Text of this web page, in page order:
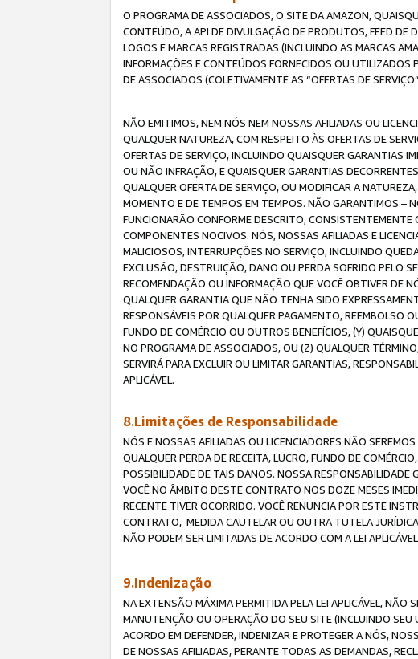
O PROGRAMA DE ASSOCIADOS, O SITE DA AMAZON,
CONTEÚDO, A API DE DIVULGAÇÃO DE PRODUTOS, FEED
LOGOS E MARCAS REGISTRADAS (INCLUINDO AS MARCAS
INFORMAÇÕES E CONTEÚDOS FORNECIDOS OU
DE ASSOCIADOS (COLETIVAMENTE AS “OFERTAS DE
NÃO EMITIMOS, NEM NÓS NEM NOSSAS AFILIADAS OU
QUALQUER NATUREZA, COM RESPEITO ÀS OFERTAS DE
OFERTAS DE SERVIÇO, INCLUINDO QUAISQUER GARANTIAS
OU NÃO INFRAÇÃO, E QUAISQUER GARANTIAS
QUALQUER OFERTA DE SERVIÇO, OU MODIFICAR A
MOMENTO E DE TEMPOS EM TEMPOS. NÃO GARANTIMOS –
FUNCIONARÃO CONFORME DESCRITO, CONSISTENTEMENTE
COMPONENTES NOCIVOS. NÓS, NOSSAS AFILIADAS E
MALICIOSOS, INTERRUPÇÕES NO SERVIÇO, INCLUINDO
EXCLUSÃO, DESTRUIÇÃO, DANO OU PERDA SOFRIDO PELO
RECOMENDAÇÃO OU INFORMAÇÃO QUE VOCÊ OBTIVER DE
QUALQUER GARANTIA QUE NÃO TENHA SIDO
RESPONSÁVEIS POR QUALQUER PAGAMENTO, REEMBOLSO
FUNDO DE COMÉRCIO OU OUTROS BENEFÍCIOS, (Y)
NO PROGRAMA DE ASSOCIADOS, OU (Z) QUALQUER
SERVIRÁ PARA EXCLUIR OU LIMITAR GARANTIAS,
APLICÁVEL.
8.Limitações de Responsabilidade
NÓS E NOSSAS AFILIADAS OU LICENCIADORES NÃO
QUALQUER PERDA DE RECEITA, LUCRO, FUNDO DE
POSSIBILIDADE DE TAIS DANOS. NOSSA RESPONSABILIDADE
VOCÊ NO ÂMBITO DESTE CONTRATO NOS DOZE MESES
RECENTE TIVER OCORRIDO. VOCÊ RENUNCIA POR ESTE
CONTRATO, MEDIDA CAUTELAR OU OUTRA TUTELA
NÃO PODEM SER LIMITADAS DE ACORDO COM A LEI
9.Indenização
NA EXTENSÃO MÁXIMA PERMITIDA PELA LEI APLICÁVEL, NÃO
MANUTENÇÃO OU OPERAÇÃO DO SEU SITE (INCLUINDO SEU
ACORDO EM DEFENDER, INDENIZAR E PROTEGER A NÓS,
DE NOSSAS AFILIADAS, PERANTE TODAS AS DEMANDAS,